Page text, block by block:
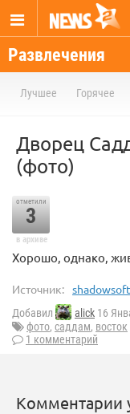
Развлечения
Лучшее Горячее
Дворец
(фото)
отметили
3
в архиве
Хорошо, однако,
Источник:
Добавил alick 16
фото, саддам, восток
1 комментарий
Комментарии